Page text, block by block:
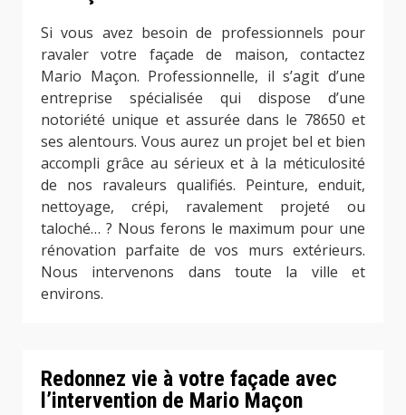
Si vous avez besoin de professionnels pour
ravaler votre façade de maison, contactez
Mario Maçon. Professionnelle, il s’agit d’une
entreprise spécialisée qui dispose d’une
notoriété unique et assurée dans le 78650 et
ses alentours. Vous aurez un projet bel et bien
accompli grâce au sérieux et à la méticulosité
de nos ravaleurs qualifiés. Peinture, enduit,
nettoyage, crépi, ravalement projeté ou
taloché… ? Nous ferons le maximum pour une
rénovation parfaite de vos murs extérieurs.
Nous intervenons dans toute la ville et
environs.
Redonnez vie à votre façade avec
l’intervention de Mario Maçon